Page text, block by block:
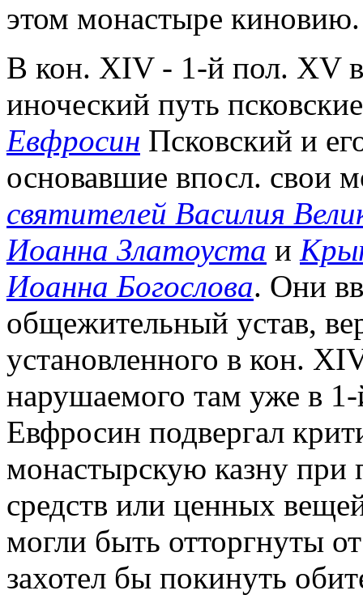
этом монастыре киновию.
В кон. XIV - 1-й пол. XV
иноческий путь
Евфросин Псковский и
основавшие впосл. свои
святителей Василия
Иоанна Златоуста и
Иоанна Богослова. Они
общежительный устав,
установленного в кон.
нарушаемого там уже в
Евфросин подвергал
монастырскую казну
средств или ценных
могли быть отторгнуты
захотел бы покинуть